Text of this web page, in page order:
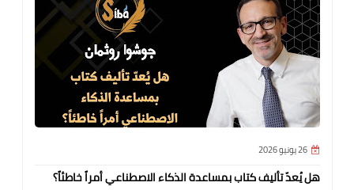
26 يونيو 2026
هل يُعدّ تأليف كتاب بمساعدة الذكاء الاصطناعي أمراً خاطئاً؟